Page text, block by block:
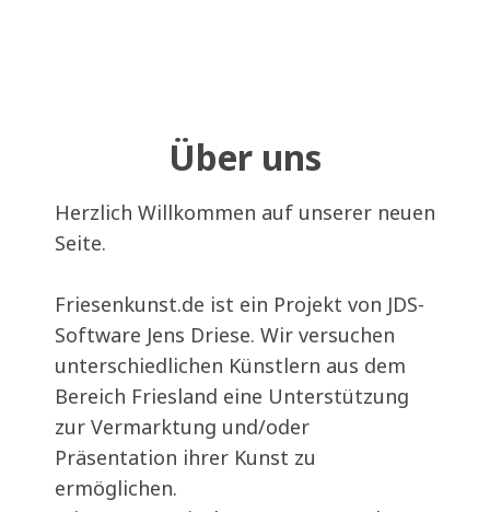
Über uns
Herzlich Willkommen auf unserer neuen
Seite.
Friesenkunst.de ist ein Projekt von JDS-
Software Jens Driese. Wir versuchen
unterschiedlichen Künstlern aus dem
Bereich Friesland eine Unterstützung
zur Vermarktung und/oder
Präsentation ihrer Kunst zu
ermöglichen.